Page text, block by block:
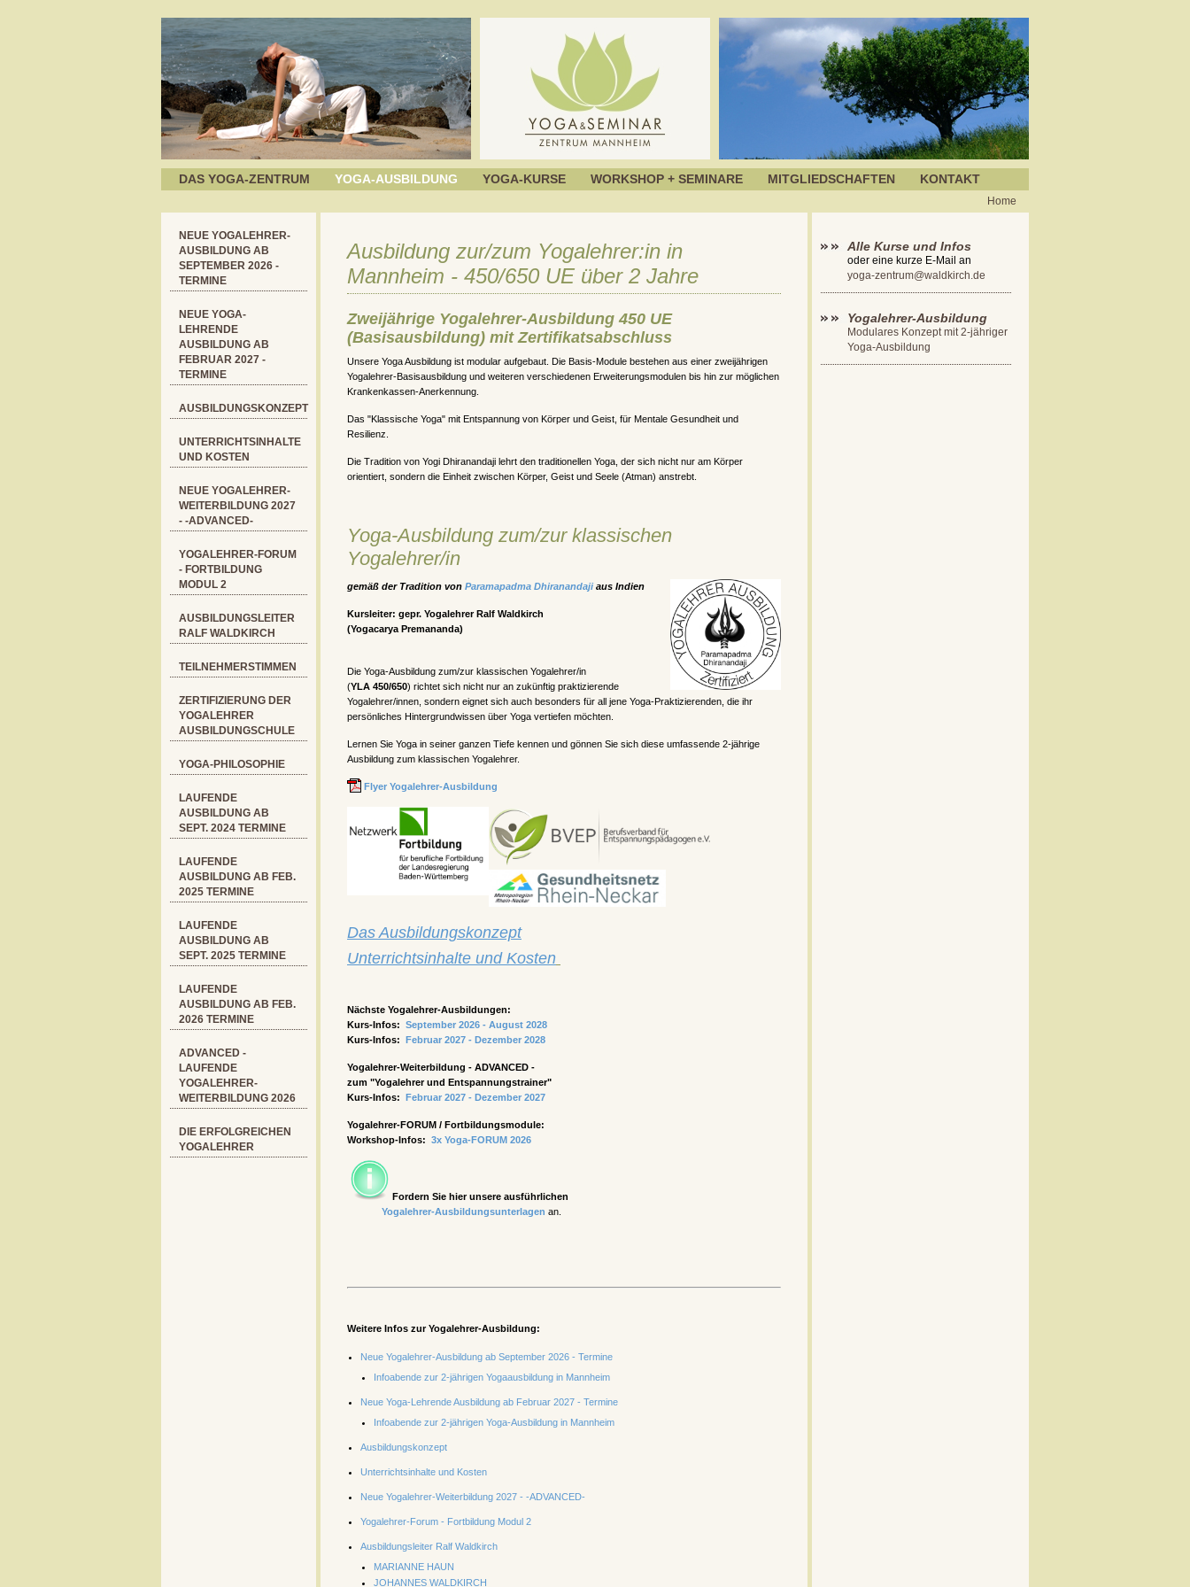
DAS YOGA-ZENTRUM YOGA-AUSBILDUNG YOGA-KURSE WORKSHOP + SEMINARE MITGLIEDSCHAFTEN KONTAKT
Home
NEUE YOGALEHRER-
AUSBILDUNG AB
SEPTEMBER 2026 -
TERMINE
NEUE YOGA-
LEHRENDE
AUSBILDUNG AB
FEBRUAR 2027 -
TERMINE
AUSBILDUNGSKONZEPT
UNTERRICHTSINHALTE
UND KOSTEN
NEUE YOGALEHRER-
WEITERBILDUNG 2027
- -ADVANCED-
YOGALEHRER-FORUM
- FORTBILDUNG
MODUL 2
AUSBILDUNGSLEITER
RALF WALDKIRCH
TEILNEHMERSTIMMEN
ZERTIFIZIERUNG DER
YOGALEHRER
AUSBILDUNGSCHULE
YOGA-PHILOSOPHIE
LAUFENDE
AUSBILDUNG AB
SEPT. 2024 TERMINE
LAUFENDE
AUSBILDUNG AB FEB.
2025 TERMINE
LAUFENDE
AUSBILDUNG AB
SEPT. 2025 TERMINE
LAUFENDE
AUSBILDUNG AB FEB.
2026 TERMINE
ADVANCED -
LAUFENDE
YOGALEHRER-
WEITERBILDUNG 2026
DIE ERFOLGREICHEN
YOGALEHRER
Ausbildung zur/zum Yogalehrer:in in
Mannheim - 450/650 UE über 2 Jahre
Zweijährige Yogalehrer-Ausbildung 450 UE
(Basisausbildung) mit Zertifikatsabschluss
Unsere Yoga Ausbildung ist modular aufgebaut. Die Basis-Module bestehen aus einer zweijährigen
Yogalehrer-Basisausbildung und weiteren verschiedenen Erweiterungsmodulen bis hin zur möglichen
Krankenkassen-Anerkennung.
Das "Klassische Yoga" mit Entspannung von Körper und Geist, für Mentale Gesundheit und
Resilienz.
Die Tradition von Yogi Dhiranandaji lehrt den traditionellen Yoga, der sich nicht nur am Körper
orientiert, sondern die Einheit zwischen Körper, Geist und Seele (Atman) anstrebt.
Yoga-Ausbildung zum/zur klassischen
Yogalehrer/in
gemäß der Tradition von Paramapadma Dhiranandajiaus Indien
Kursleiter: gepr. Yogalehrer Ralf Waldkirch
(Yogacarya Premananda)
Die Yoga-Ausbildung zum/zur klassischen Yogalehrer/in
(YLA 450/650) richtet sich nicht nur an zukünftig praktizierende
Yogalehrer/innen, sondern eignet sich auch besonders für all jene Yoga-Praktizierenden, die ihr
persönliches Hintergrundwissen über Yoga vertiefen möchten.
Lernen Sie Yoga in seiner ganzen Tiefe kennen und gönnen Sie sich diese umfassende 2-jährige
Ausbildung zum klassischen Yogalehrer.
Flyer Yogalehrer-Ausbildung
Das Ausbildungskonzept
Unterrichtsinhalte und Kosten
Nächste Yogalehrer-Ausbildungen:
Kurs-Infos: September 2026 - August 2028
Kurs-Infos: Februar 2027 - Dezember 2028
Yogalehrer-Weiterbildung - ADVANCED -
zum "Yogalehrer und Entspannungstrainer"
Kurs-Infos: Februar 2027 - Dezember 2027
Yogalehrer-FORUM / Fortbildungsmodule:
Workshop-Infos: 3x Yoga-FORUM 2026
Fordern Sie hier unsere ausführlichen
Yogalehrer-Ausbildungsunterlagen an.
Weitere Infos zur Yogalehrer-Ausbildung:
Neue Yogalehrer-Ausbildung ab September 2026 - Termine
Infoabende zur 2-jährigen Yogaausbildung in Mannheim
Neue Yoga-Lehrende Ausbildung ab Februar 2027 - Termine
Infoabende zur 2-jährigen Yoga-Ausbildung in Mannheim
Ausbildungskonzept
Unterrichtsinhalte und Kosten
Neue Yogalehrer-Weiterbildung 2027 - -ADVANCED-
Yogalehrer-Forum - Fortbildung Modul 2
Ausbildungsleiter Ralf Waldkirch
MARIANNE HAUN
JOHANNES WALDKIRCH
Alle Kurse und Infos
oder eine kurze E-Mail an
yoga-zentrum@waldkirch.de
Yogalehrer-Ausbildung
Modulares Konzept mit 2-jähriger
Yoga-Ausbildung